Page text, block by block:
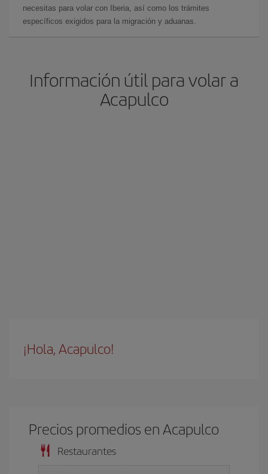
necesitas para volar con Iberia, así como los trámites
específicos exigidos para la migración y aduanas.
Información útil para volar a
Acapulco
¡Hola, Acapulco!
Precios promedios en Acapulco
Restaurantes